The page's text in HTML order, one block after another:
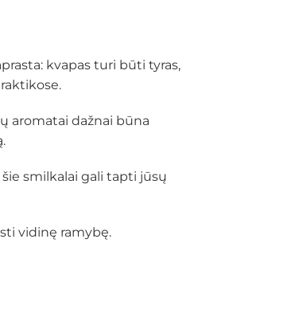
kvapas turi būti tyras,
aromatai dažnai būna
smilkalai gali tapti jūsų
vidinę ramybę.